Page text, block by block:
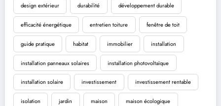
design extérieur durabilité développement durable
efficacité énergétique entretien toiture fenêtre de toit
guide pratique habitat immobilier installation
installation panneaux solaires installation photovoltaïque
installation solaire investissement investissement rentable
isolation jardin maison maison écologique